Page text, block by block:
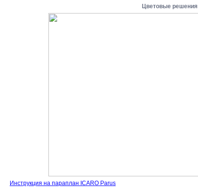
Цветовые решения
Инструкция на параплан ICARO Parus